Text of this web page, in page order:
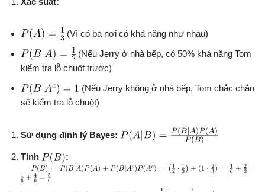
(Vì có ba nơi có khả năng như nhau)
(Nếu Jerry ở nhà bếp, có 50% khả năng Tom
kiểm tra lỗ chuột trước)
(Nếu Jerry không ở nhà bếp, Tom chắc chắn
sẽ kiểm tra lỗ chuột)
Sử dụng định lý Bayes:
Tính :